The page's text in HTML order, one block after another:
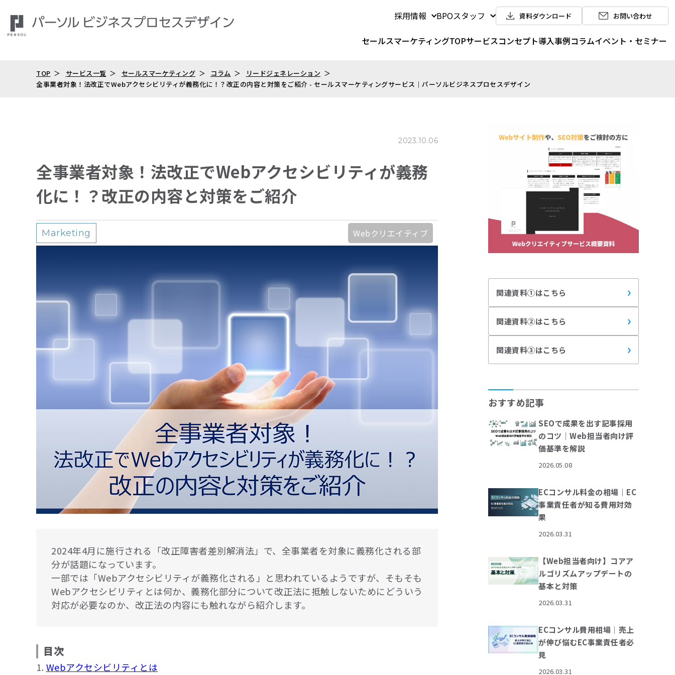
採用情報 BPOスタッフ 資料ダウンロード お問い合わせ
セールスマーケティングTOPサービスコンセプト導入事例コラムイベント・セミナー
TOP サービス一覧 セールスマーケティング コラム
リードジェネレーション
全事業者対象！法改正でWebアクセシビリティが義務化に！？改正の内容と対策をご紹介 - セールスマーケティングサービス｜パーソルビジネスプロセスデザイン
2023.10.06
全事業者対象！法改正でWebアクセシビリティが義務
化に！？改正の内容と対策をご紹介
Marketing Webクリエイティブ
2024年4月に施行される「改正障害者差別解消法」で、全事業者を対象に義務化される部
分が話題になっています。
一部では「Webアクセシビリティが義務化される」と思われているようですが、そもそも
Webアクセシビリティとは何か、義務化部分について改正法に抵触しないためにどういう
対応が必要なのか、改正法の内容にも触れながら紹介します。
目次
1. Webアクセシビリティとは
関連資料①はこちら
関連資料②はこちら
関連資料③はこちら
おすすめ記事
SEOで成果を出す記事採用
のコツ｜Web担当者向け評
価基準を解説
2026.05.08
ECコンサル料金の相場｜EC
事業責任者が知る費用対効
果
2026.03.31
【Web担当者向け】コアア
ルゴリズムアップデートの
基本と対策
2026.03.31
ECコンサル費用相場｜売上
が伸び悩むEC事業責任者必
見
2026.03.31